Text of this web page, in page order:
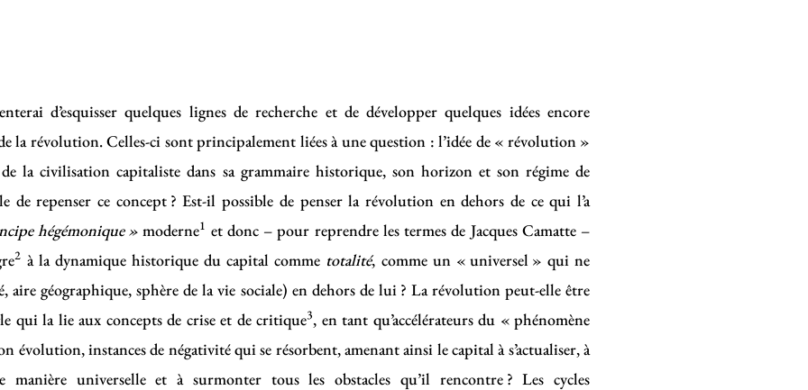
d’esquisser quelques lignes de recherche et de développer quelques idées encore
la révolution. Celles-ci sont principalement liées à une question : l’idée de « révolution »
de la civilisation capitaliste dans sa grammaire historique, son horizon et son régime de
de repenser ce concept ? Est-il possible de penser la révolution en dehors de ce qui l’a
hégémonique » moderne1 et donc – pour reprendre les termes de Jacques Camatte –
2 à la dynamique historique du capital comme totalité, comme un « universel » qui ne
aire géographique, sphère de la vie sociale) en dehors de lui ? La révolution peut-elle être
qui la lie aux concepts de crise et de critique3, en tant qu’accélérateurs du « phénomène
évolution, instances de négativité qui se résorbent, amenant ainsi le capital à s’actualiser, à
manière universelle et à surmonter tous les obstacles qu’il rencontre ? Les cycles